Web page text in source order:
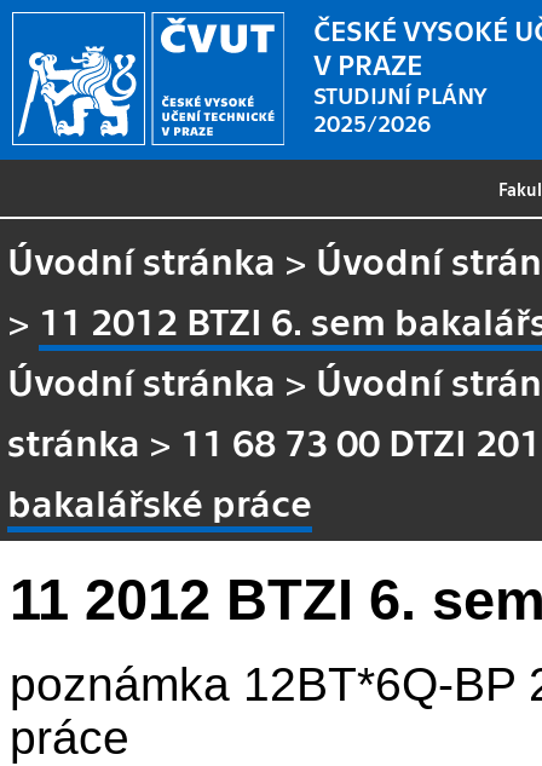
ČESKÉ VYSOKÉ
V PRAZE
STUDIJNÍ PLÁNY
2025/2026
Úvodní stránka > Úvodní
> 11 2012 BTZI 6. sem
Úvodní stránka > Úvodní
stránka > 11 68 73 00 DTZI
bakalářské práce
11 2012 BTZI 6.
poznámka 12BT*6Q-BP
práce